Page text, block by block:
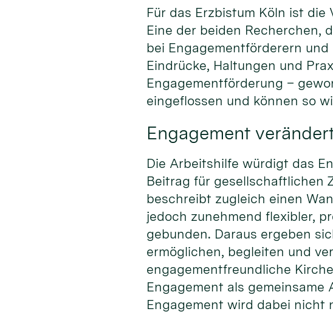
Für das Erzbistum Köln ist
Eine der beiden Recherchen,
bei Engagementförderern
Eindrücke, Haltungen und
Engagementförderung –
eingeflossen und können so
Engagement
Die Arbeitshilfe würdigt das
Beitrag für gesellschaftlichen
beschreibt zugleich einen
jedoch zunehmend flexibler,
gebunden. Daraus ergeben
ermöglichen, begleiten und
engagementfreundliche
Engagement als
Engagement wird dabei nicht